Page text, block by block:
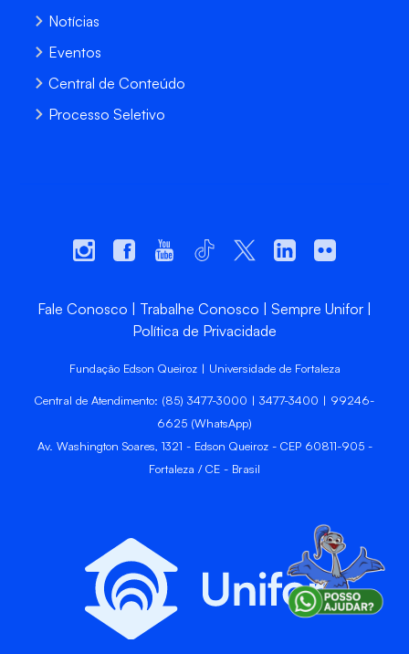
Notícias
Eventos
Central de Conteúdo
Processo Seletivo
Fale Conosco Trabalhe Conosco
Sempre Unifor
Política de Privacidade
Fundação Edson Queiroz | Universidade de Fortaleza
Central de Atendimento: (85) 3477-3000 | 3477-3400 | 99246-
6625 (WhatsApp)
Av. Washington Soares, 1321 - Edson Queiroz - CEP 60811-905 -
Fortaleza / CE - Brasil